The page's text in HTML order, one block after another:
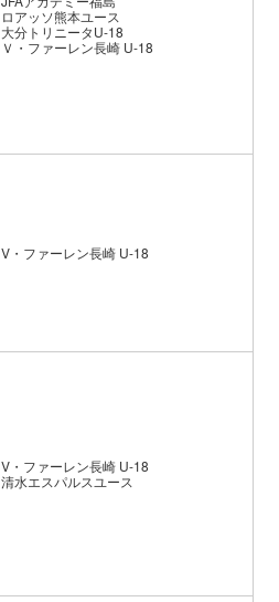
ロアッソ熊本ユース
大分トリニータU-18
Ｖ・ファーレン長崎 U-18
V・ファーレン長崎 U-18
V・ファーレン長崎 U-18
清水エスパルスユース